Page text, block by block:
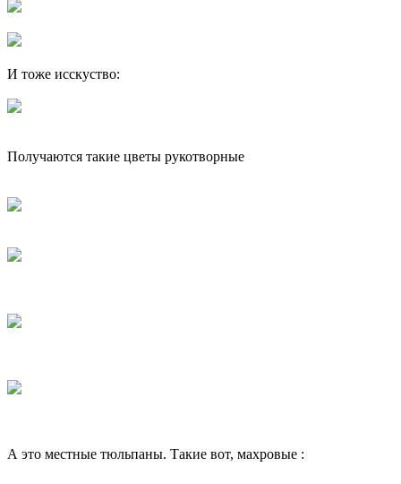
И тоже исскуство:
Получаются такие цветы рукотворные
А это местные тюльпаны. Такие вот, махровые :